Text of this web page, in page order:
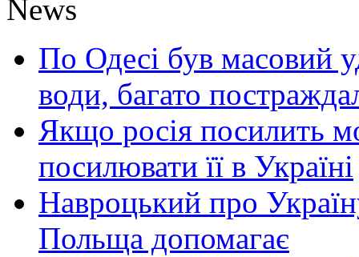
News
По Одесі був масовий
води, багато
Якщо росія посилить
посилювати її в Україні
Навроцький про
Польща допомагає